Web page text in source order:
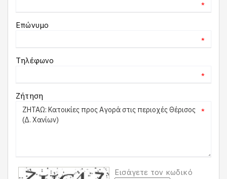
*
Επώνυμο
*
Τηλέφωνο
*
Ζήτηση
*
Εισάγετε τον κωδικό